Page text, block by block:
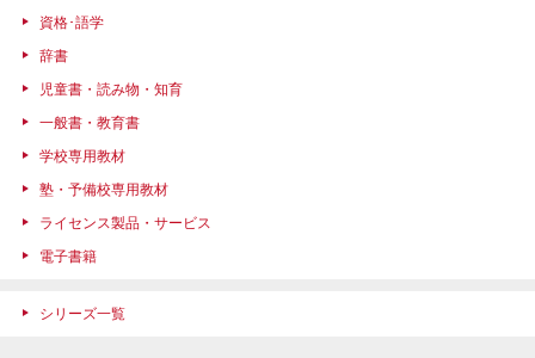
資格･語学
辞書
児童書・読み物・知育
一般書・教育書
学校専用教材
塾・予備校専用教材
ライセンス製品・サービス
電子書籍
シリーズ一覧